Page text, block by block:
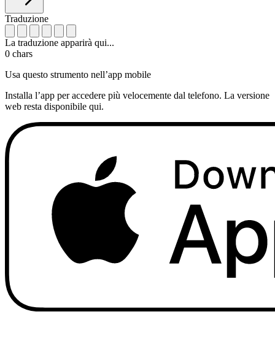
Traduzione
La traduzione apparirà qui...
0 chars
Usa questo strumento nell’app mobile
Installa l’app per accedere più velocemente dal telefono. La versione
web resta disponibile qui.